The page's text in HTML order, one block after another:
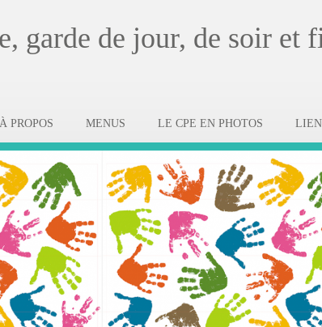
garde de jour, de soir et
À PROPOS MENUS LE CPE EN PHOTOS